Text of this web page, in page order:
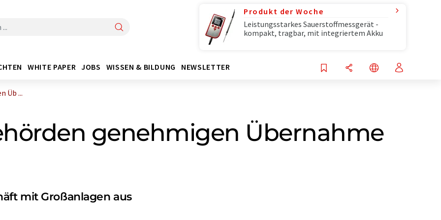
Produkt der Woche
Leistungsstarkes Sauerstoffmessgerät -
kompakt, tragbar, mit integriertem Akku
WHITE PAPER JOBS WISSEN & BILDUNG NEWSLETTER
Üb ...
genehmigen Übernahme
mit Großanlagen aus